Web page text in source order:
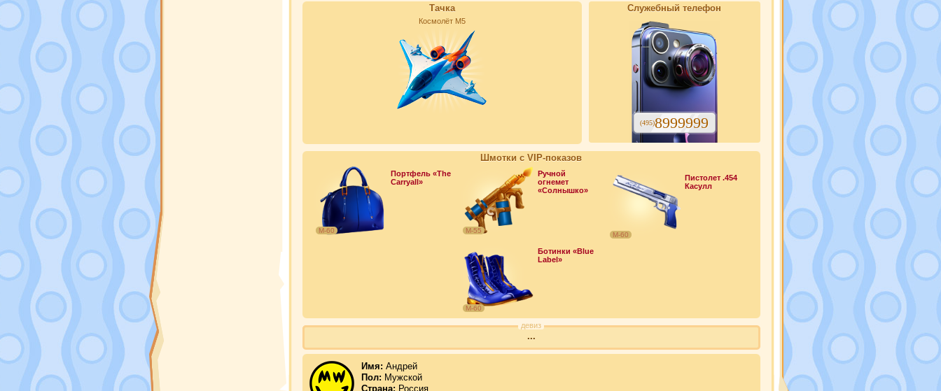
Тачка
Космолёт М5
Служебный телефон
(495)8999999
Шмотки с VIP-показов
М-60
Портфель «The
Carryall»
М-55
Ручной
огнемет
«Солнышко»
М-60
Пистолет .454
Касулл
М-60
Ботинки «Blue
Label»
девиз
...
Имя: Андрей
Пол: Мужской
Страна: Россия